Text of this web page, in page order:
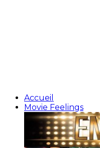
Accueil
Movie Feelings